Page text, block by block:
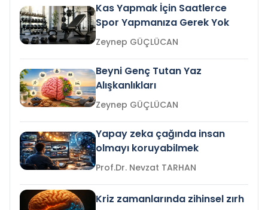
Kas Yapmak İçin Saatlerce
Spor Yapmanıza Gerek Yok
Zeynep GÜÇLÜCAN
Beyni Genç Tutan Yaz
Alışkanlıkları
Zeynep GÜÇLÜCAN
Yapay zeka çağında insan
olmayı koruyabilmek
Prof.Dr. Nevzat TARHAN
Kriz zamanlarında zihinsel zırh